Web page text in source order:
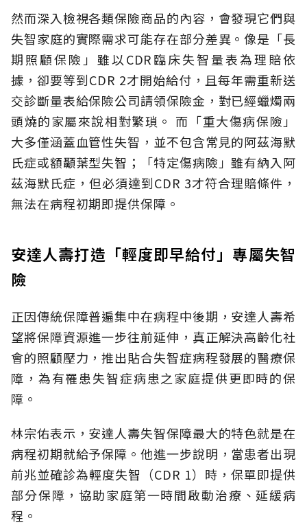
然而深入檢視各類保險商品的內容，會發現它們與
失智家庭的實際需求可能存在部分差異。像是「長
期照顧保險」雖以CDR臨床失智量表為理賠依
據，卻要等到CDR 2才開始給付，且每年需重新送
交診斷量表給保險公司請領保險金，對已經蠟燭兩
頭燒的家屬來說相對繁瑣。 而「重大傷病保險」
大多僅涵蓋血管性失智，並不包含常見的阿茲海默
氏症或額顳葉型失智；「特定傷病險」雖有納入阿
茲海默氏症，但必須達到CDR 3才符合理賠條件，
無法在病程初期即提供保障。
安達人壽打造「輕度即早給付」專屬失智
險
正因傳統保障普遍集中在病程中後期，安達人壽希
望將保障資源進一步往前延伸，真正解決高齡化社
會的照顧壓力，推出貼合失智症病程發展的醫療保
障，為有罹患失智症病患之家庭提供更即時的保
障。
林宗佑表示，安達人壽失智保障最大的特色就是在
病程初期就給予保障。他進一步說明，當患者出現
前兆並確診為輕度失智（CDR 1）時，保單即提供
部分保障，協助家庭第一時間啟動治療、延緩病
程。